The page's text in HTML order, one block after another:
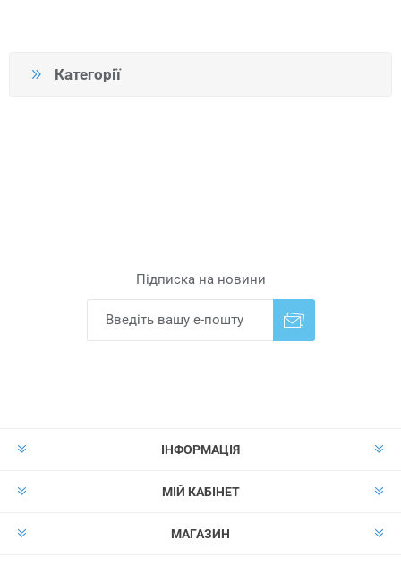
Категорії
Підписка на новини
ІНФОРМАЦІЯ
МІЙ КАБІНЕТ
МАГАЗИН